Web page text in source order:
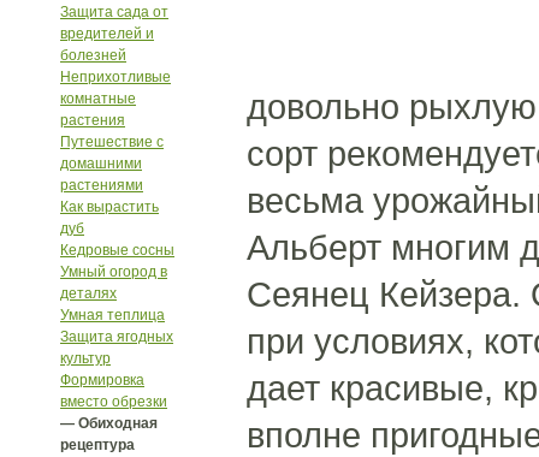
Защита сада от
вредителей и
болезней
Неприхотливые
комнатные
растения
Путешествие с
домашними
растениями
Как вырастить
дуб
Кедровые сосны
Умный огород в
деталях
Умная теплица
Защита ягодных
культур
Формировка
вместо обрезки
— Обиходная
рецептура
довольно
сорт
весьма
Альберт многим
Сеянец Кейзера.
при условиях,
дает красивые,
вполне